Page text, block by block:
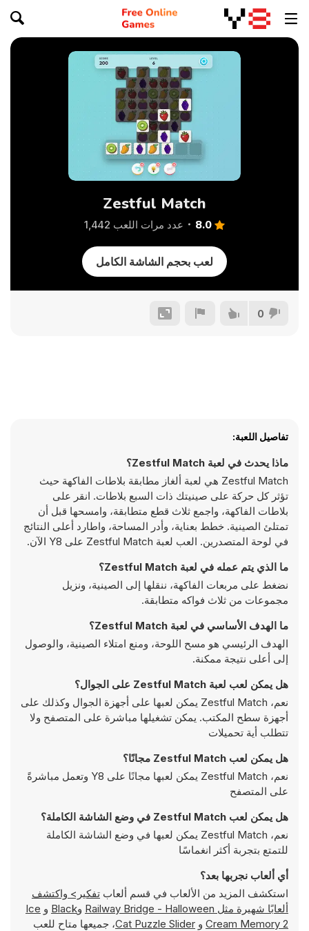
Zestful Match
8.0 عدد مرات اللعب 1,442
لعب بحجم الشاشة الكامل
0
تفاصيل اللعبة:
ماذا يحدث في لعبة Zestful Match؟
Zestful Match هي لعبة ألغاز مطابقة بلاطات الفاكهة حيث
تؤثر كل حركة على صينيتك ذات السبع بلاطات. انقر على
بلاطات الفاكهة، واجمع ثلاث قطع متطابقة، وامسحها قبل أن
تمتلئ الصينية. خطط بعناية، وأدر المساحة، واطارد أعلى النتائج
في لوحة المتصدرين. العب لعبة Zestful Match على Y8 الآن.
ما الذي يتم عمله في لعبة Zestful Match؟
نضغط على مربعات الفاكهة، ننقلها إلى الصينية، ونزيل
مجموعات من ثلاث فواكه متطابقة.
ما الهدف الأساسي في لعبة Zestful Match؟
الهدف الرئيسي هو مسح اللوحة، ومنع امتلاء الصينية، والوصول
إلى أعلى نتيجة ممكنة.
هل يمكن لعب لعبة Zestful Match على الجوال؟
نعم، Zestful Match يمكن لعبها على أجهزة الجوال وكذلك على
أجهزة سطح المكتب. يمكن تشغيلها مباشرة على المتصفح ولا
تتطلب أية تحميلات
هل يمكن لعب Zestful Match مجانًا؟
نعم، Zestful Match يمكن لعبها مجانًا على Y8 وتعمل مباشرةً
على المتصفح
هل يمكن لعب Zestful Match في وضع الشاشة الكاملة؟
نعم، Zestful Match يمكن لعبها في وضع الشاشة الكاملة
للتمتع بتجربة أكثر انغماسًا
أي ألعاب نجربها بعد؟
استكشف المزيد من الألعاب في قسم ألعاب
تفكير> واكتشف
ألعابًا شهيرة مثل Railway Bridge - Нalloween وBlack و Ice
Cream Memory 2 و Cat Puzzle Slider، جميعها متاح للعب